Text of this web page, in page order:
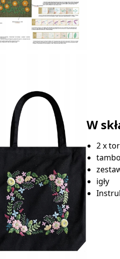
W
2 x
igły